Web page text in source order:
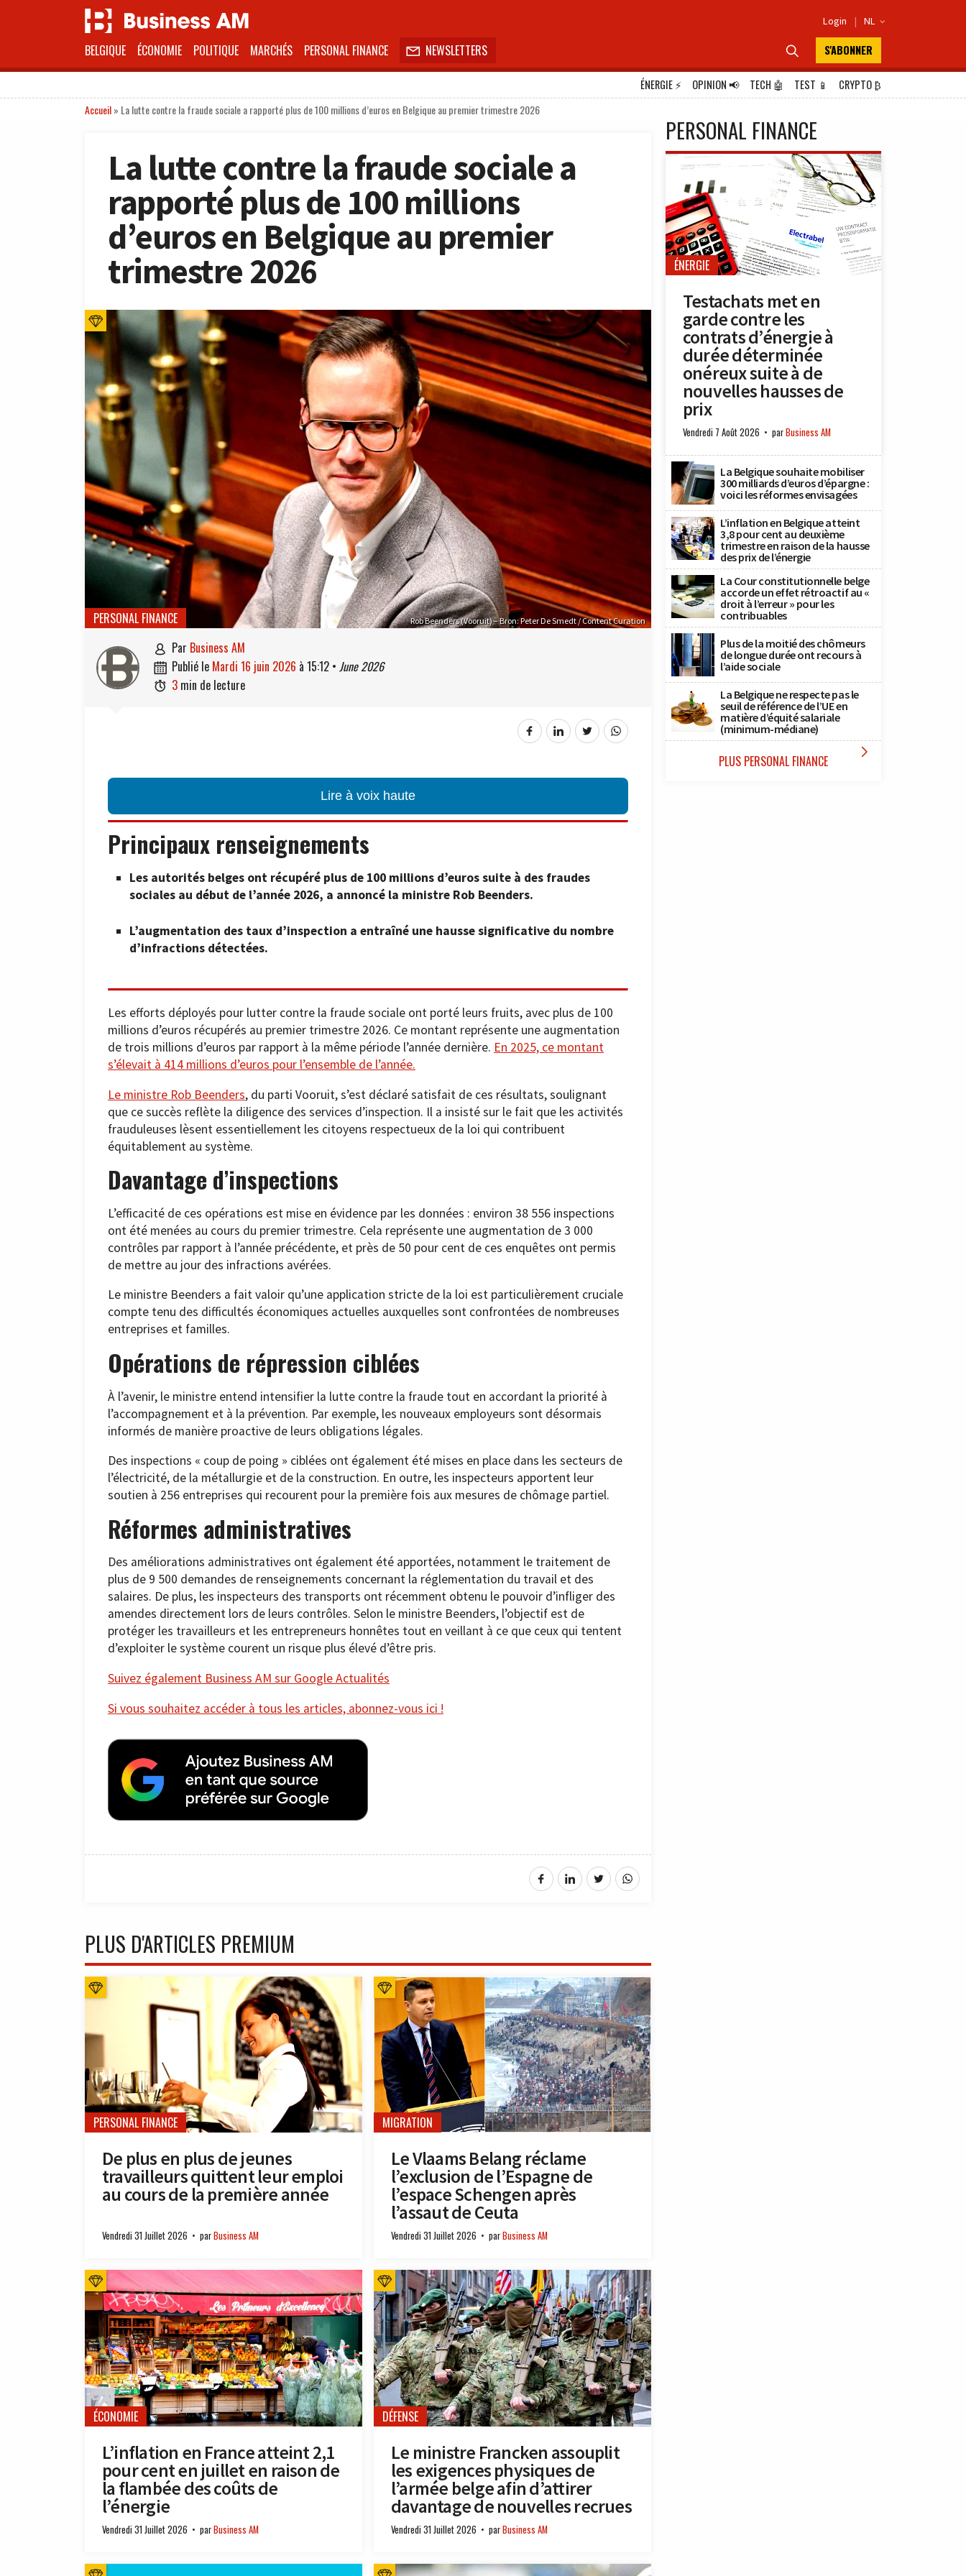
Login | NL 
BELGIQUE ÉCONOMIE POLITIQUE MARCHÉS PERSONAL FINANCE  NEWSLETTERS  S'ABONNER
ÉNERGIE⚡ OPINION📢 TECH 🤖 TEST 📱 CRYPTO₿
Accueil» La lutte contre la fraude sociale a rapporté plus de 100 millions d’euros en Belgique au premier trimestre 2026
La lutte contre la fraude sociale a
rapporté plus de 100 millions
d’euros en Belgique au premier
trimestre 2026
Rob Beenders (Vooruit) – Bron: Peter De Smedt / Content Curation
PERSONAL FINANCE
 par Business AM
 publié le mardi 16 juin 2026 à 15:12 • June 2026
 3 min de lecture
Lire à voix haute
Principaux renseignements
Les autorités belges ont récupéré plus de 100 millions d’euros suite à des fraudes
sociales au début de l’année 2026, a annoncé la ministre Rob Beenders.
L’augmentation des taux d’inspection a entraîné une hausse significative du nombre
d’infractions détectées.
Les efforts déployés pour lutter contre la fraude sociale ont porté leurs fruits, avec plus de 100
millions d’euros récupérés au premier trimestre 2026. Ce montant représente une augmentation
de trois millions d’euros par rapport à la même période l’année dernière. En 2025, ce montant
s’élevait à 414 millions d’euros pour l’ensemble de l’année.
Le ministre Rob Beenders, du parti Vooruit, s’est déclaré satisfait de ces résultats, soulignant
que ce succès reflète la diligence des services d’inspection. Il a insisté sur le fait que les activités
frauduleuses lèsent essentiellement les citoyens respectueux de la loi qui contribuent
équitablement au système.
Davantage d’inspections
L’efficacité de ces opérations est mise en évidence par les données : environ 38 556 inspections
ont été menées au cours du premier trimestre. Cela représente une augmentation de 3 000
contrôles par rapport à l’année précédente, et près de 50 pour cent de ces enquêtes ont permis
de mettre au jour des infractions avérées.
Le ministre Beenders a fait valoir qu’une application stricte de la loi est particulièrement cruciale
compte tenu des difficultés économiques actuelles auxquelles sont confrontées de nombreuses
entreprises et familles.
Opérations de répression ciblées
À l’avenir, le ministre entend intensifier la lutte contre la fraude tout en accordant la priorité à
l’accompagnement et à la prévention. Par exemple, les nouveaux employeurs sont désormais
informés de manière proactive de leurs obligations légales.
Des inspections « coup de poing » ciblées ont également été mises en place dans les secteurs de
l’électricité, de la métallurgie et de la construction. En outre, les inspecteurs apportent leur
soutien à 256 entreprises qui recourent pour la première fois aux mesures de chômage partiel.
Réformes administratives
Des améliorations administratives ont également été apportées, notamment le traitement de
plus de 9 500 demandes de renseignements concernant la réglementation du travail et des
salaires. De plus, les inspecteurs des transports ont récemment obtenu le pouvoir d’infliger des
amendes directement lors de leurs contrôles. Selon le ministre Beenders, l’objectif est de
protéger les travailleurs et les entrepreneurs honnêtes tout en veillant à ce que ceux qui tentent
d’exploiter le système courent un risque plus élevé d’être pris.
Suivez également Business AM sur Google Actualités
Si vous souhaitez accéder à tous les articles, abonnez-vous ici !
PLUS D'ARTICLES PREMIUM
PERSONAL FINANCE
De plus en plus de jeunes
travailleurs quittent leur emploi
au cours de la première année
Vendredi 31 Juillet 2026 parBusiness AM
MIGRATION
Le Vlaams Belang réclame
l’exclusion de l’Espagne de
l’espace Schengen après
l’assaut de Ceuta
Vendredi 31 Juillet 2026 parBusiness AM
ÉCONOMIE
L’inflation en France atteint 2,1
pour cent en juillet en raison de
la flambée des coûts de
l’énergie
Vendredi 31 Juillet 2026 parBusiness AM
DÉFENSE
Le ministre Francken assouplit
les exigences physiques de
l’armée belge afin d’attirer
davantage de nouvelles recrues
Vendredi 31 Juillet 2026 parBusiness AM
PERSONAL FINANCE
ÉNERGIE
Testachats met en
garde contre les
contrats d’énergie à
durée déterminée
onéreux suite à de
nouvelles hausses de
prix
Vendredi 7 Août 2026 parBusiness AM
La Belgique souhaite mobiliser
300 milliards d’euros d’épargne :
voici les réformes envisagées
L’inflation en Belgique atteint
3,8 pour cent au deuxième
trimestre en raison de la hausse
des prix de l’énergie
La Cour constitutionnelle belge
accorde un effet rétroactif au «
droit à l’erreur » pour les
contribuables
Plus de la moitié des chômeurs
de longue durée ont recours à
l’aide sociale
La Belgique ne respecte pas le
seuil de référence de l’UE en
matière d’équité salariale
(minimum-médiane)
PLUS PERSONAL FINANCE 